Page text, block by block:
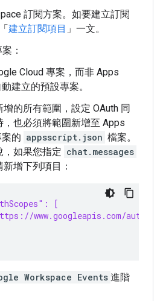
訂閱方案。如要建立訂閱
建立訂閱項目 」一文。
：
Cloud 專案，而非 Apps
建立的預設專案。
增的所有範圍，設定 OAuth 同
，也必須將範圍新增至 Apps
的 appsscript.json 檔案。
，如果您指定 chat.messages
增下列項目：
[
www.googleapis.com/auth/
Workspace Events 進階